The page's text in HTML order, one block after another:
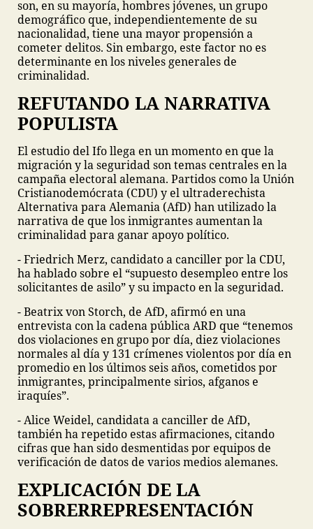
son, en su mayoría, hombres jóvenes, un grupo
demográfico que, independientemente de su
nacionalidad, tiene una mayor propensión a
cometer delitos. Sin embargo, este factor no es
determinante en los niveles generales de
criminalidad.
REFUTANDO LA NARRATIVA
POPULISTA
El estudio del Ifo llega en un momento en que la
migración y la seguridad son temas centrales en la
campaña electoral alemana. Partidos como la Unión
Cristianodemócrata (CDU) y el ultraderechista
Alternativa para Alemania (AfD) han utilizado la
narrativa de que los inmigrantes aumentan la
criminalidad para ganar apoyo político.
- Friedrich Merz, candidato a canciller por la CDU,
ha hablado sobre el “supuesto desempleo entre los
solicitantes de asilo” y su impacto en la seguridad.
- Beatrix von Storch, de AfD, afirmó en una
entrevista con la cadena pública ARD que “tenemos
dos violaciones en grupo por día, diez violaciones
normales al día y 131 crímenes violentos por día en
promedio en los últimos seis años, cometidos por
inmigrantes, principalmente sirios, afganos e
iraquíes”.
- Alice Weidel, candidata a canciller de AfD,
también ha repetido estas afirmaciones, citando
cifras que han sido desmentidas por equipos de
verificación de datos de varios medios alemanes.
EXPLICACIÓN DE LA
SOBRERREPRESENTACIÓN